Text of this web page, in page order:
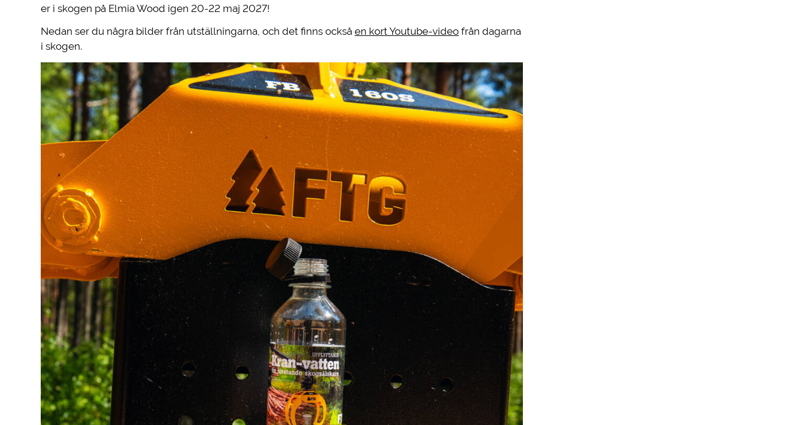
er i skogen på Elmia Wood igen 20-22 maj 2027!
Nedan ser du några bilder från utställningarna, och det finns också en kort Youtube-video från dagarna
i skogen.